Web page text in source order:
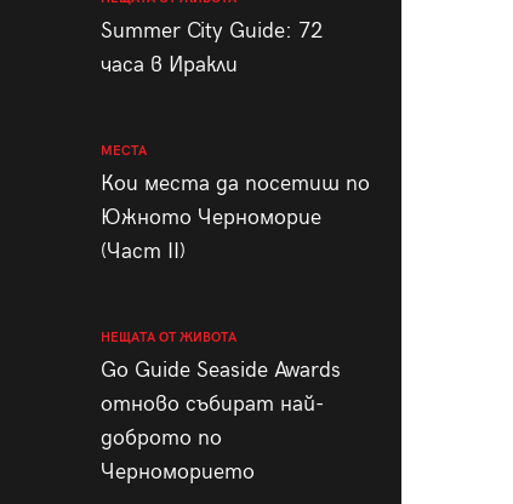
Summer City Guide: 72
часа в Иракли
МЕСТА
Кои места да посетиш по
Южното Черноморие
(Част II)
НЕЩАТА ОТ ЖИВОТА
Go Guide Seaside Awards
отново събират най-
доброто по
Черноморието
28/29